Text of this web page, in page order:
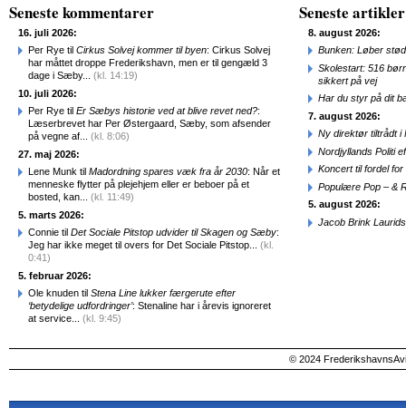
Seneste kommentarer
16. juli 2026:
Per Rye til Cirkus Solvej kommer til byen: Cirkus Solvej
har måttet droppe Frederikshavn, men er til gengæld 3
dage i Sæby... (kl. 14:19)
10. juli 2026:
Per Rye til Er Sæbys historie ved at blive revet ned?:
Læserbrevet har Per Østergaard, Sæby, som afsender
på vegne af... (kl. 8:06)
27. maj 2026:
Lene Munk til Madordning spares væk fra år 2030: Når et
menneske flytter på plejehjem eller er beboer på et
bosted, kan... (kl. 11:49)
5. marts 2026:
Connie til Det Sociale Pitstop udvider til Skagen og Sæby:
Jeg har ikke meget til overs for Det Sociale Pitstop... (kl.
0:41)
5. februar 2026:
Ole knuden til Stena Line lukker færgerute efter
‘betydelige udfordringer’: Stenaline har i årevis ignoreret
at service... (kl. 9:45)
Seneste artikler
8. august 2026:
Bunken: Løber
Skolestart: 516
sikkert på vej
Har du styr på dit
7. august 2026:
Ny direktør tiltrådt i
Nordjyllands Politi
Koncert til fordel
Populære Pop – &
5. august 2026:
Jacob Brink
© 2024